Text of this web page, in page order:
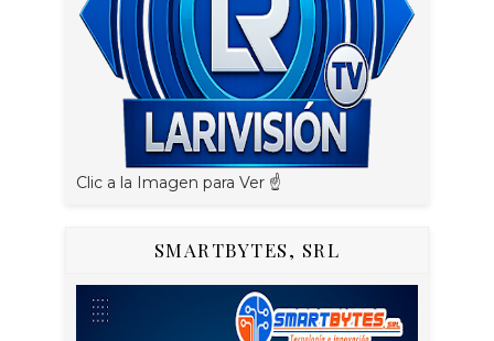
Clic a la Imagen para Ver ☝️
SMARTBYTES, SRL